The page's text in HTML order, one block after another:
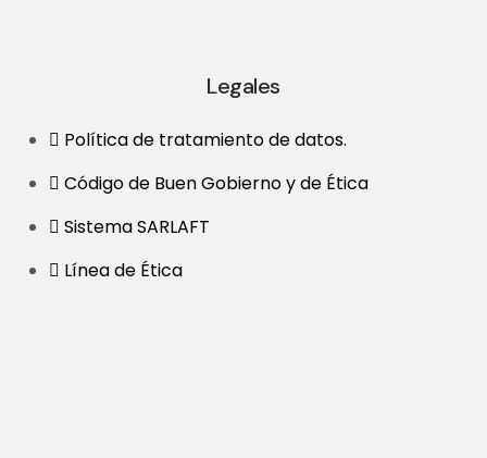
Legales
Política de tratamiento de datos.
Código de Buen Gobierno y de Ética
Sistema SARLAFT
Línea de Ética